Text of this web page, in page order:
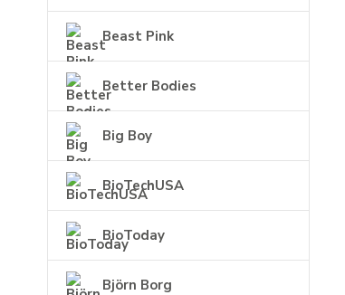
Beast Pink
Better Bodies
Big Boy
BioTechUSA
BioToday
Björn Borg